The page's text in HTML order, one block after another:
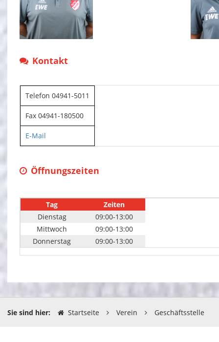
Kontakt
Telefon 04941-5011
Fax 04941-180500
E-Mail
Öffnungszeiten
Tag
Zeiten
Dienstag
09:00-13:00
Mittwoch
09:00-13:00
Donnerstag
09:00-13:00
Sie sind hier: Startseite Verein Geschäftsstelle